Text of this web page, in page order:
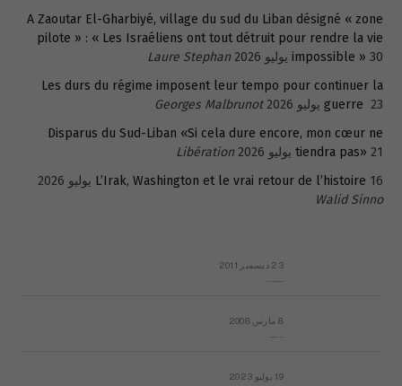
A Zaoutar El-Gharbiyé, village du sud du Liban désigné « zone
pilote » : « Les Israéliens ont tout détruit pour rendre la vie
impossible » 30 يوليو 2026
Laure Stephan
Les durs du régime imposent leur tempo pour continuer la
guerre 23 يوليو 2026
Georges Malbrunot
Disparus du Sud-Liban «Si cela dure encore, mon cœur ne
tiendra pas» 21 يوليو 2026
Libération
L’Irak, Washington et le vrai retour de l’histoire 16 يوليو 2026
Walid Sinno
23 ديسمبر 2011
8 مارس 2008
19 يوليو 2023